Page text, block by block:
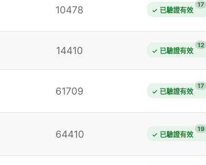
10478 ✓ 已驗證有效
17
14410 ✓ 已驗證有效
12
61709 ✓ 已驗證有效
17
64410 ✓ 已驗證有效
19